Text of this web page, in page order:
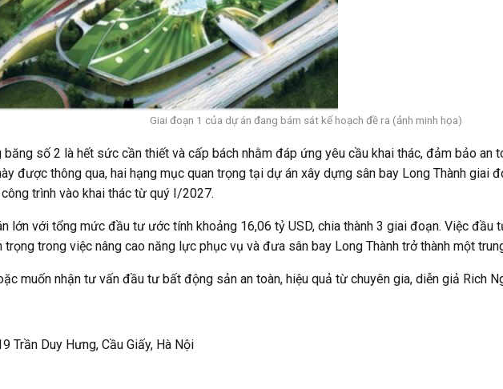
Giai đoạn 1 của dự án đang bám sát kế hoạch đề ra (ảnh minh họa)
số 2 là hết sức cần thiết và cấp bách nhằm đáp ứng yêu cầu khai thác, đảm bảo an
được thông qua, hai hạng mục quan trọng tại dự án xây dựng sân bay Long Thành
trình vào khai thác từ quý I/2027.
lớn với tổng mức đầu tư ước tính khoảng 16,06 tỷ USD, chia thành 3 giai đoạn. Việc đầu
trong việc nâng cao năng lực phục vụ và đưa sân bay Long Thành trở thành một
muốn nhận tư vấn đầu tư bất động sản an toàn, hiệu quả từ chuyên gia, diễn giả Rich
Trần Duy Hưng, Cầu Giấy, Hà Nội